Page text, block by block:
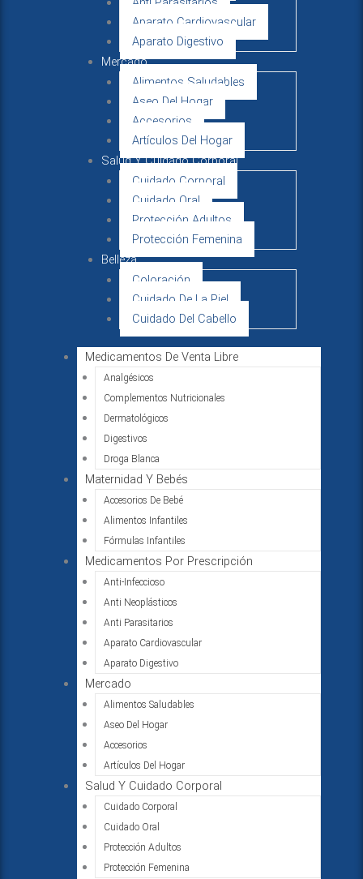
Aparato Cardiovascular
Aparato Digestivo
Mercado
Alimentos Saludables
Aseo Del Hogar
Accesorios
Artículos Del Hogar
Salud Y Cuidado Corporal
Cuidado Corporal
Cuidado Oral
Protección Adultos
Protección Femenina
Belleza
Coloración
Cuidado De La Piel
Cuidado Del Cabello
Medicamentos De Venta Libre
Analgésicos
Complementos Nutricionales
Dermatológicos
Digestivos
Droga Blanca
Maternidad Y Bebés
Accesorios De Bebé
Alimentos Infantiles
Fórmulas Infantiles
Medicamentos Por Prescripción
Anti-Infeccioso
Anti Neoplásticos
Anti Parasitarios
Aparato Cardiovascular
Aparato Digestivo
Mercado
Alimentos Saludables
Aseo Del Hogar
Accesorios
Artículos Del Hogar
Salud Y Cuidado Corporal
Cuidado Corporal
Cuidado Oral
Protección Adultos
Protección Femenina